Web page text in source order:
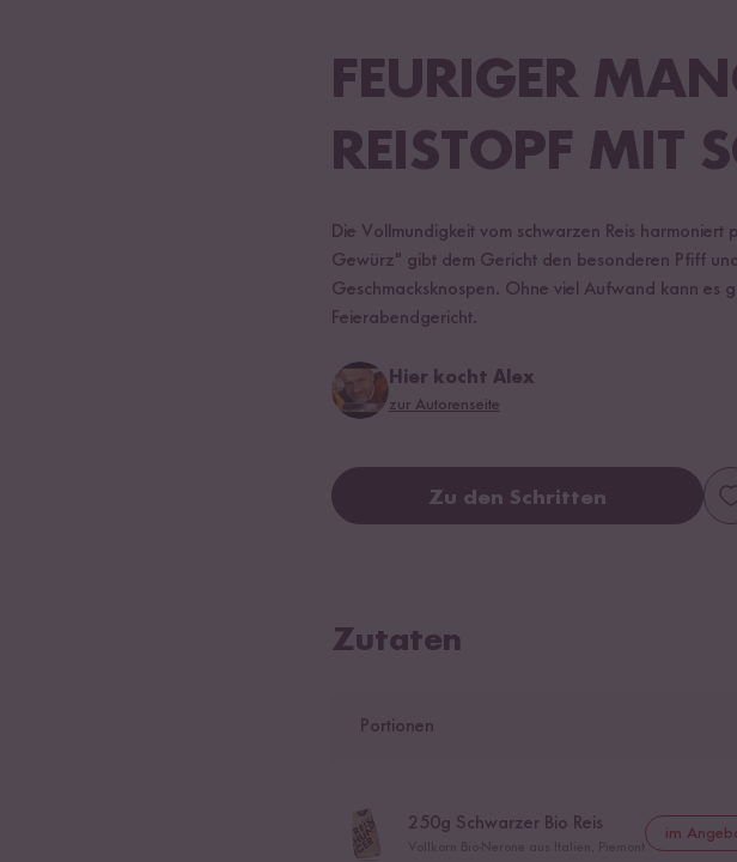
FEURIGER
REISTOPF MIT
Die Vollmundigkeit vom schwarzen Reis
Gewürz" gibt dem Gericht den besonderen Pfiff
Geschmacksknospen. Ohne viel Aufwand kann es
Feierabendgericht.
Hier kocht Alex
zur Autorenseite
Zu den Schritten
Zutaten
Portionen
250g Schwarzer Bio Reis im